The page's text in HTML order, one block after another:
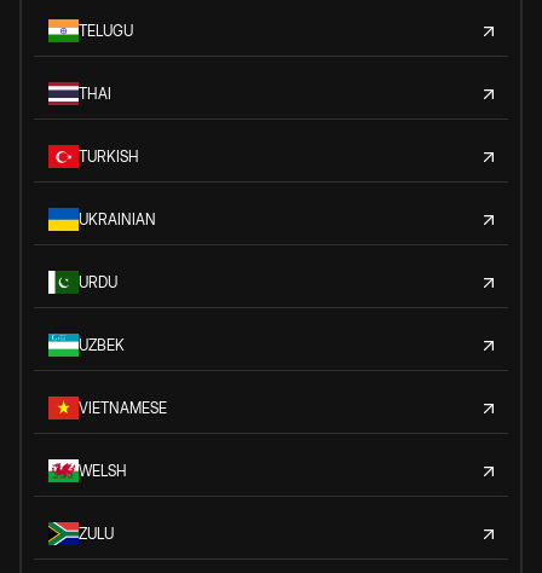
TELUGU
THAI
TURKISH
UKRAINIAN
URDU
UZBEK
VIETNAMESE
WELSH
ZULU